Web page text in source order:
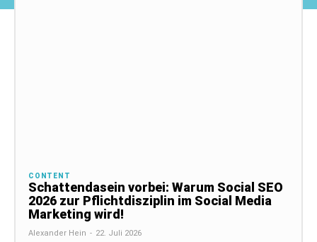
CONTENT
Schattendasein vorbei: Warum Social SEO
2026 zur Pflichtdisziplin im Social Media
Marketing wird!
Alexander Hein - 22. Juli 2026